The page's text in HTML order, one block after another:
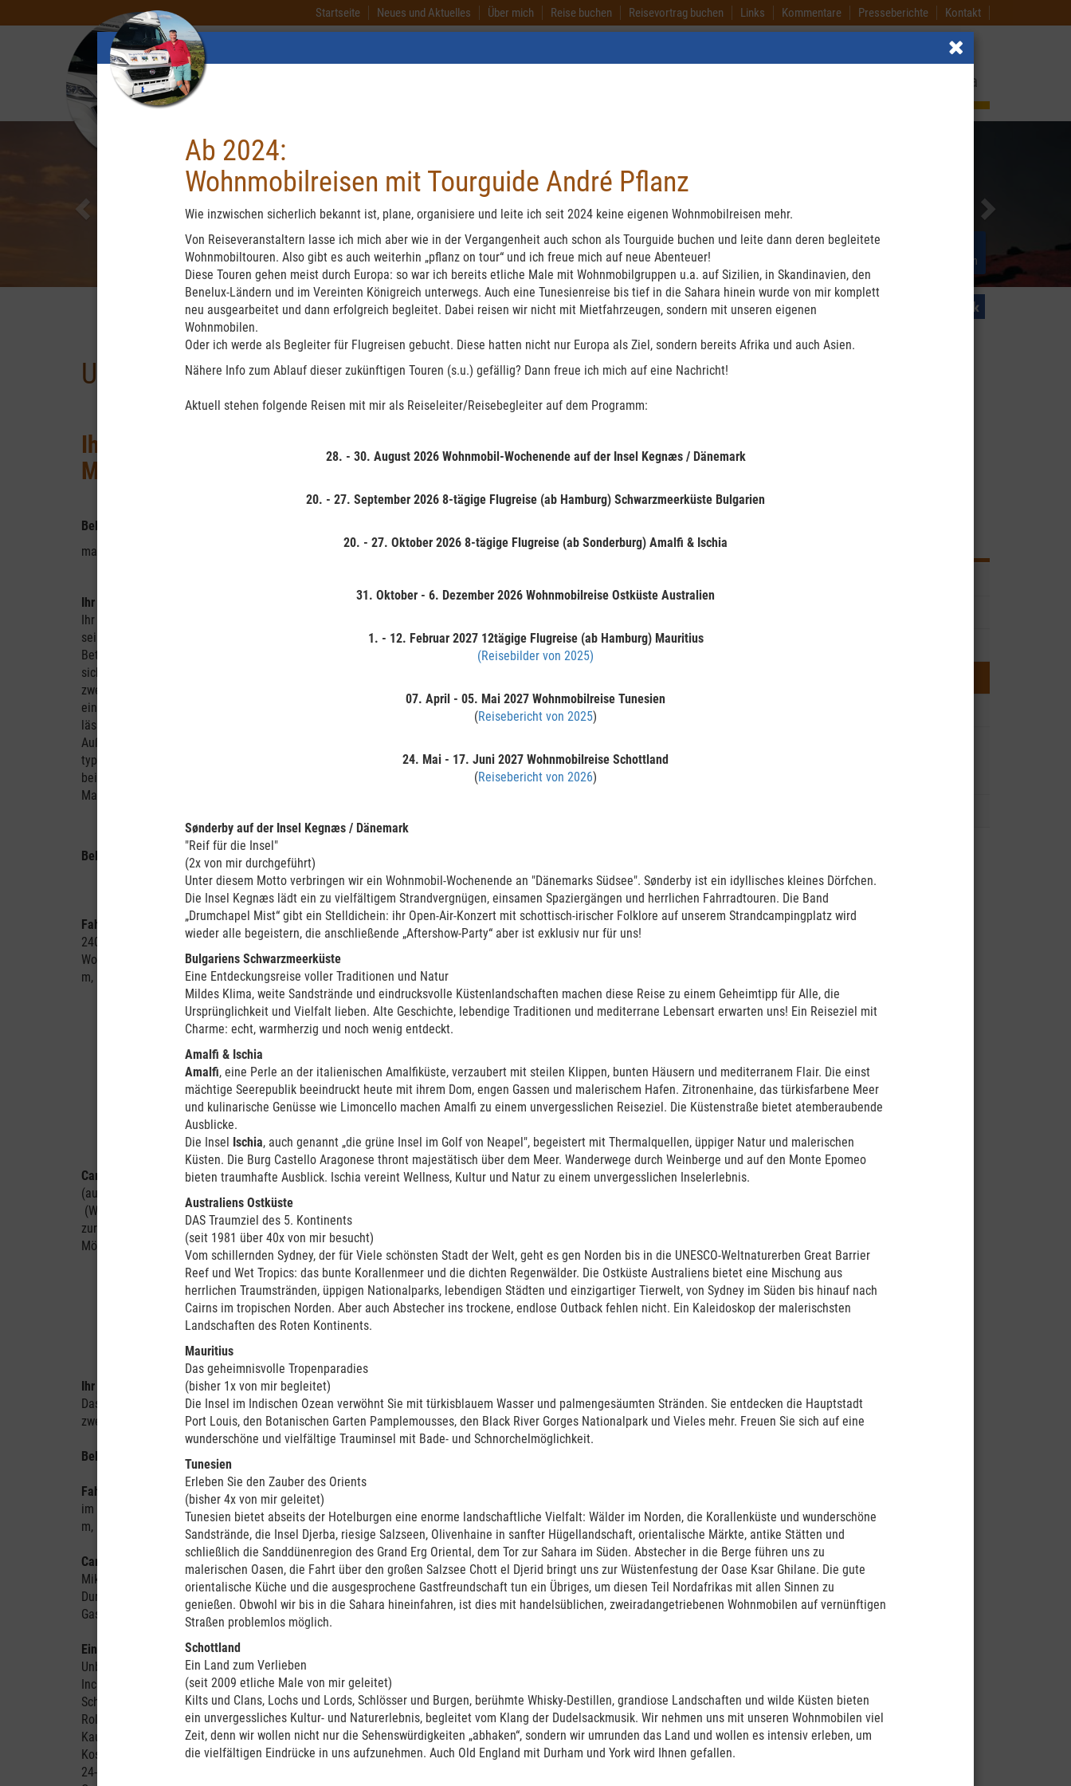
Startseite Neues und Aktuelles Über mich Reise buchen Reisevortrag buchen Links Kommentare Presseberichte Kontakt
Afrika
Ab 2024:
Wohnmobilreisen mit Tourguide André Pflanz
Wie inzwischen sicherlich bekannt ist, plane, organisiere und leite ich seit 2024 keine eigenen Wohnmobilreisen mehr.
Von Reiseveranstaltern lasse ich mich aber wie in der Vergangenheit auch schon als Tourguide buchen und leite dann deren begleitete
Wohnmobiltouren. Also gibt es auch weiterhin „pflanz on tour“ und ich freue mich auf neue Abenteuer!
Diese Touren gehen meist durch Europa: so war ich bereits etliche Male mit Wohnmobilgruppen u.a. auf Sizilien, in Skandinavien, den
Benelux-Ländern und im Vereinten Königreich unterwegs. Auch eine Tunesienreise bis tief in die Sahara hinein wurde von mir komplett
neu ausgearbeitet und dann erfolgreich begleitet. Dabei reisen wir nicht mit Mietfahrzeugen, sondern mit unseren eigenen
Wohnmobilen.
Oder ich werde als Begleiter für Flugreisen gebucht. Diese hatten nicht nur Europa als Ziel, sondern bereits Afrika und auch Asien.
Nähere Info zum Ablauf dieser zukünftigen Touren (s.u.) gefällig? Dann freue ich mich auf eine Nachricht!
Aktuell stehen folgende Reisen mit mir als Reiseleiter/Reisebegleiter auf dem Programm:
28. - 30. August 2026 Wohnmobil-Wochenende auf der Insel Kegnæs / Dänemark
20. - 27. September 2026 8-tägige Flugreise (ab Hamburg) Schwarzmeerküste Bulgarien
20. - 27. Oktober 2026 8-tägige Flugreise (ab Sonderburg) Amalfi & Ischia
31. Oktober - 6. Dezember 2026 Wohnmobilreise Ostküste Australien
1. - 12. Februar 202712tägige Flugreise (ab Hamburg) Mauritius
(Reisebilder von 2025)
07. April - 05. Mai 2027 Wohnmobilreise Tunesien
(Reisebericht von 2025)
24. Mai - 17. Juni 2027 Wohnmobilreise Schottland
(Reisebericht von 2026)
Sønderby auf der Insel Kegnæs / Dänemark
"Reif für die Insel"
(2x von mir durchgeführt)
Unter diesem Motto verbringen wir ein Wohnmobil-Wochenende an "Dänemarks Südsee". Sønderby ist ein idyllisches kleines Dörfchen.
Die Insel Kegnæs lädt ein zu vielfältigem Strandvergnügen, einsamen Spaziergängen und herrlichen Fahrradtouren. Die Band
„Drumchapel Mist“ gibt ein Stelldichein: ihr Open-Air-Konzert mit schottisch-irischer Folklore auf unserem Strandcampingplatz wird
wieder alle begeistern, die anschließende „Aftershow-Party“ aber ist exklusiv nur für uns!
Bulgariens Schwarzmeerküste
Eine Entdeckungsreise voller Traditionen und Natur
Mildes Klima, weite Sandstrände und eindrucksvolle Küstenlandschaften machen diese Reise zu einem Geheimtipp für Alle, die
Ursprünglichkeit und Vielfalt lieben. Alte Geschichte, lebendige Traditionen und mediterrane Lebensart erwarten uns! Ein Reiseziel mit
Charme: echt, warmherzig und noch wenig entdeckt.
Amalfi & Ischia
Amalfi, eine Perle an der italienischen Amalfiküste, verzaubert mit steilen Klippen, bunten Häusern und mediterranem Flair. Die einst
mächtige Seerepublik beeindruckt heute mit ihrem Dom, engen Gassen und malerischem Hafen. Zitronenhaine, das türkisfarbene Meer
und kulinarische Genüsse wie Limoncello machen Amalfi zu einem unvergesslichen Reiseziel. Die Küstenstraße bietet atemberaubende
Ausblicke.
Die Insel Ischia, auch genannt „die grüne Insel im Golf von Neapel", begeistert mit Thermalquellen, üppiger Natur und malerischen
Küsten. Die Burg Castello Aragonese thront majestätisch über dem Meer. Wanderwege durch Weinberge und auf den Monte Epomeo
bieten traumhafte Ausblick. Ischia vereint Wellness, Kultur und Natur zu einem unvergesslichen Inselerlebnis.
Australiens Ostküste
DAS Traumziel des 5. Kontinents
(seit 1981 über 40x von mir besucht)
Vom schillernden Sydney, der für Viele schönsten Stadt der Welt, geht es gen Norden bis in die UNESCO-Weltnaturerben Great Barrier
Reef und Wet Tropics: das bunte Korallenmeer und die dichten Regenwälder. Die Ostküste Australiens bietet eine Mischung aus
herrlichen Traumstränden, üppigen Nationalparks, lebendigen Städten und einzigartiger Tierwelt, von Sydney im Süden bis hinauf nach
Cairns im tropischen Norden. Aber auch Abstecher ins trockene, endlose Outback fehlen nicht. Ein Kaleidoskop der malerischsten
Landschaften des Roten Kontinents.
Mauritius
Das geheimnisvolle Tropenparadies
(bisher 1x von mir begleitet)
Die Insel im Indischen Ozean verwöhnt Sie mit türkisblauem Wasser und palmengesäumten Stränden. Sie entdecken die Hauptstadt
Port Louis, den Botanischen Garten Pamplemousses, den Black River Gorges Nationalpark und Vieles mehr. Freuen Sie sich auf eine
wunderschöne und vielfältige Trauminsel mit Bade- und Schnorchelmöglichkeit.
Tunesien
Erleben Sie den Zauber des Orients
(bisher 4x von mir geleitet)
Tunesien bietet abseits der Hotelburgen eine enorme landschaftliche Vielfalt: Wälder im Norden, die Korallenküste und wunderschöne
Sandstrände, die Insel Djerba, riesige Salzseen, Olivenhaine in sanfter Hügellandschaft, orientalische Märkte, antike Stätten und
schließlich die Sanddünenregion des Grand Erg Oriental, dem Tor zur Sahara im Süden. Abstecher in die Berge führen uns zu
malerischen Oasen, die Fahrt über den großen Salzsee Chott el Djerid bringt uns zur Wüstenfestung der Oase Ksar Ghilane. Die gute
orientalische Küche und die ausgesprochene Gastfreundschaft tun ein Übriges, um diesen Teil Nordafrikas mit allen Sinnen zu
genießen. Obwohl wir bis in die Sahara hineinfahren, ist dies mit handelsüblichen, zweiradangetriebenen Wohnmobilen auf vernünftigen
Straßen problemlos möglich.
Schottland
Ein Land zum Verlieben
(seit 2009 etliche Male von mir geleitet)
Kilts und Clans, Lochs und Lords, Schlösser und Burgen, berühmte Whisky-Destillen, grandiose Landschaften und wilde Küsten bieten
ein unvergessliches Kultur- und Naturerlebnis, begleitet vom Klang der Dudelsackmusik. Wir nehmen uns mit unseren Wohnmobilen viel
Zeit, denn wir wollen nicht nur die Sehenswürdigkeiten „abhaken“, sondern wir umrunden das Land und wollen es intensiv erleben, um
die vielfältigen Eindrücke in uns aufzunehmen. Auch Old England mit Durham und York wird Ihnen gefallen.
Previous
Ihre Vorteile
bei meinen begleiteten Reisen
Neues
Unsere Wohnmobile
Ihr Fahrzeug:
Maui Ultima bzw. Beach
Belegung:
maximal 2 Personen, Beach 4 Personen
Ihr Fahrzeug - Maui Ultima
Ihr Camper bietet mit
seiner veränderbaren
Bettenkonfiguration, die
sich vom Doppelbett in
zwei Einzelbetten oder
ein Tagesbett umwandeln
lässt, viel Flexibilität. Der
Außengrill bietet
typisches Aussie-Feeling
bei der Zubereitung der
Mahlzeiten.
Belegung: max. zwei Personen
Fahrzeugdaten:
Turbodieselmotor, 75 l Tank, Energieversorgung 12/
240 V, Solarzelle, Klimaanlage/Heizung in der Fahrerkabine und im
Wohnbereich (240 V), zwei Sicherheitsgurte in der Fahrerkabine, Länge: 7,00
m, Breite: 2,04 m, Höhe: 2,80 m, Innenhöhe: 1,90 m
Camperausstattung:Doppelbett (1,91 m x 1,78 m) oder zwei Einzelbetten (je 1,91 m x 0,60 m), Gasherd, ausziehbarer Gasgrill
(außen), Mikrowelle, Kühlschrank (130 l), Spülbecken
(Warm- und Kaltwasser), 120 l Wassertank, 120 l Abwassertank, Dusche, Toilette, Durchgang
zur Fahrerkabine, Safe, Radio/CD-Spieler, LCD-TV/DVD-Spieler, Gasflasche, Möglichkeit einen Kindersitz anzubringen, keine
Möglichkeit Babysitze anzubringen.
Ihr Fahrzeug - Maui Beach:
Das geräumige Wohnmobil bietet mit seinem durchdachten Design genügend Platz für bis zu vier Personen. Reisen Sie zu
zweit, genießen Sie mit dem Bett im Alkoven den Vorteil, nicht täglich Ihr Bett auf- und abbauen zu müssen.
Belegung: max. vier Personen, ideal für zwei Erwachsene und zwei Kinder
Fahrzeugdaten:
Turbodieselmotor, 75 l Tank, Energieversorgung 12/240 V, Solarzelle, Klimaanlage/Heizung in der Fahrerkabine und
im Wohnbereich (240 V), zwei Sicherheitsgurte in der Fahrerkabine, zwei im Wohnbereich, Länge: 7,20 m, Breite: 2,38 m, Höhe: 3,40
m, Innenhöhe: 2,15 m
Camperausstattung:Doppelbett oben (2,10 m x 1,45 m, mit Sicherheitsnetz), Doppelbett unten (2,10 m x 1,45 m), Gasherd,
Mikrowelle, Kühlschrank (130 l), Spülbecken (Warm- und Kaltwasser), 82 l Wassertank, 82 l Abwassertank, Dusche, Toilette,
Durchgang zur Fahrerkabine, Safe, Stauraum, Radio/CD-Spieler, LCD-TV/DVD-Spieler, Fliegenschutzgitter im Wohnbereich, Markise,
Gasflasche, Möglichkeit zwei Baby- oder Kindersitze anzubringen
Eingeschlossene Leistungen(Maui Ultima und Maui Beach)
Unbegrenzte Freikilometer
Inclusive Pack inkl. Liability Reduction Option (Ausschluss des Selbstbehalts)
Schäden an Reifen (nur Gummi, keine Felgen) und Windschutzscheibe sowie Schäden am Dach und Unterboden und Single Vehicle
Rollover sind voll versichert, Ausnahmen siehe <https://boomerang-reisen.de/mietbedingungen>
Kaution
Kosten für einen Zusatzfahrer
24-Stunden-Unfall-/Pannenhilfe